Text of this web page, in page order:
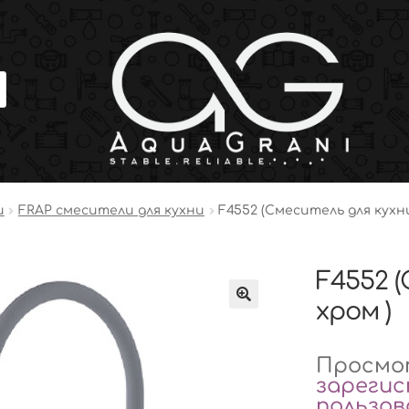
FRAP смесители для кухни F4552 (Смеситель для
F4552
хром )